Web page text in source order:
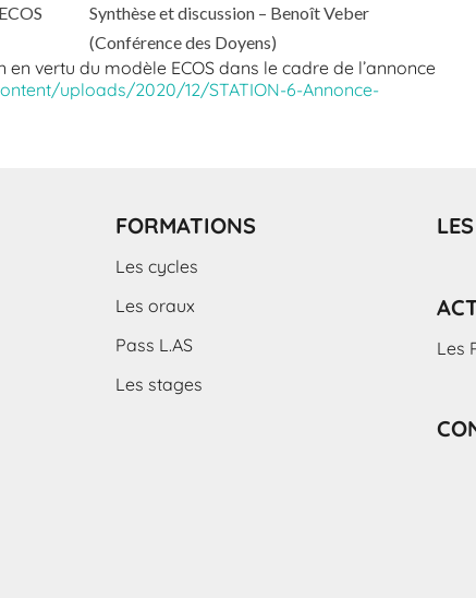
Synthèse et discussion – Benoît Veber
(Conférence des Doyens)
vertu du modèle ECOS dans le cadre de l’annonce
uploads/2020/12/STATION-6-Annonce-
FORMATIONS
Les cycles
Les oraux
Pass L.AS
Les stages
Les